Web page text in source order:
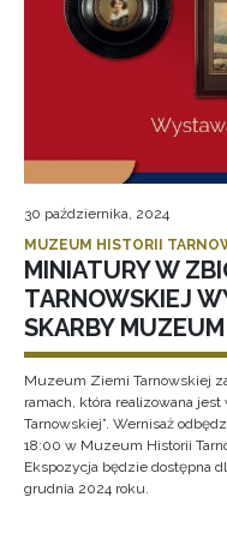
30 października, 2024
MUZEUM HISTORII
MINIATURY W
TARNOWSKIEJ
SKARBY
Muzeum Ziemi Tarnowskiej
ramach, która realizowana
Tarnowskiej”. Wernisaż
18:00 w Muzeum Historii
Ekspozycja będzie dostępna
grudnia 2024 roku.